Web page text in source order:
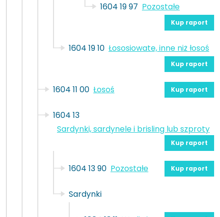
1604 19 97 Pozostałe
Kup raport
1604 19 10 Łososiowate, inne niż łosoś
Kup raport
1604 11 00 Łosoś Kup raport
1604 13
Sardynki, sardynele i brisling lub szproty
Kup raport
1604 13 90 Pozostałe Kup raport
Sardynki